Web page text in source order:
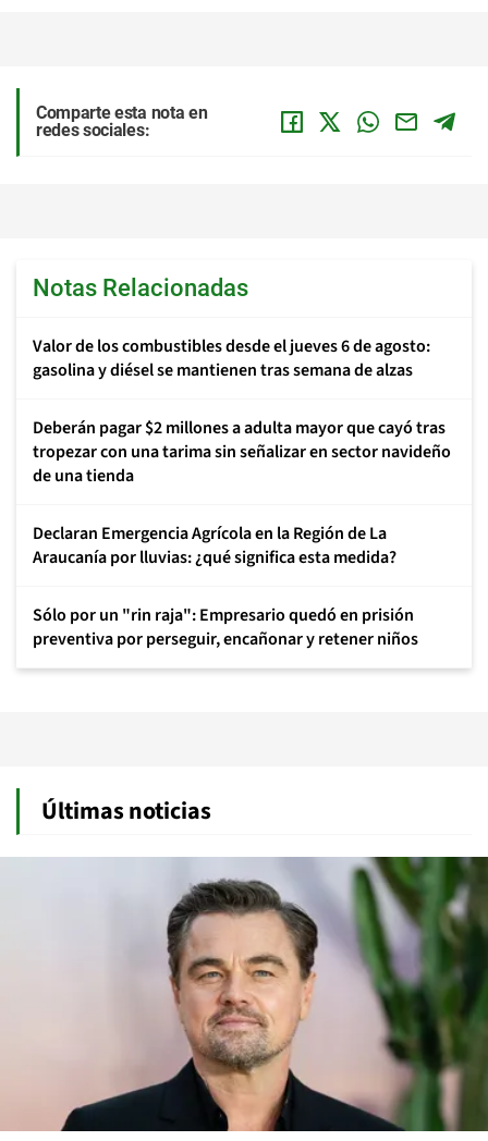
Comparte esta nota en
redes sociales:
Notas Relacionadas
Valor de los combustibles desde el jueves 6 de agosto:
gasolina y diésel se mantienen tras semana de alzas
Deberán pagar $2 millones a adulta mayor que cayó tras
tropezar con una tarima sin señalizar en sector navideño
de una tienda
Declaran Emergencia Agrícola en la Región de La
Araucanía por lluvias: ¿qué significa esta medida?
Sólo por un "rin raja": Empresario quedó en prisión
preventiva por perseguir, encañonar y retener niños
Últimas noticias